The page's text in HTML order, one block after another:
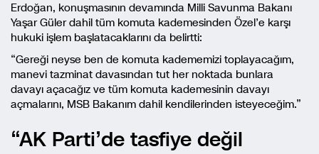
Erdoğan, konuşmasının devamında Milli Savunma Bakanı
Yaşar Güler dahil tüm komuta kademesinden Özel’e karşı
hukuki işlem başlatacaklarını da belirtti:
“Gereği neyse ben de komuta kadememizi toplayacağım,
manevi tazminat davasından tut her noktada bunlara
davayı açacağız ve tüm komuta kademesinin davayı
açmalarını, MSB Bakanım dahil kendilerinden isteyeceğim.”
“AK Parti’de tasfiye değil